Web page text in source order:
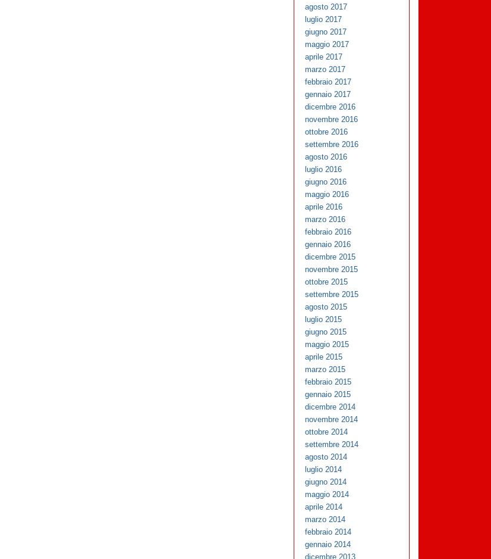
agosto 2017
luglio 2017
giugno 2017
maggio 2017
aprile 2017
marzo 2017
febbraio 2017
gennaio 2017
dicembre 2016
novembre 2016
ottobre 2016
settembre 2016
agosto 2016
luglio 2016
giugno 2016
maggio 2016
aprile 2016
marzo 2016
febbraio 2016
gennaio 2016
dicembre 2015
novembre 2015
ottobre 2015
settembre 2015
agosto 2015
luglio 2015
giugno 2015
maggio 2015
aprile 2015
marzo 2015
febbraio 2015
gennaio 2015
dicembre 2014
novembre 2014
ottobre 2014
settembre 2014
agosto 2014
luglio 2014
giugno 2014
maggio 2014
aprile 2014
marzo 2014
febbraio 2014
gennaio 2014
dicembre 2013